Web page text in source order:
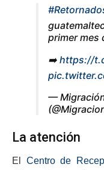
primer mes
➡️ https://
—
La atención
El Centro de